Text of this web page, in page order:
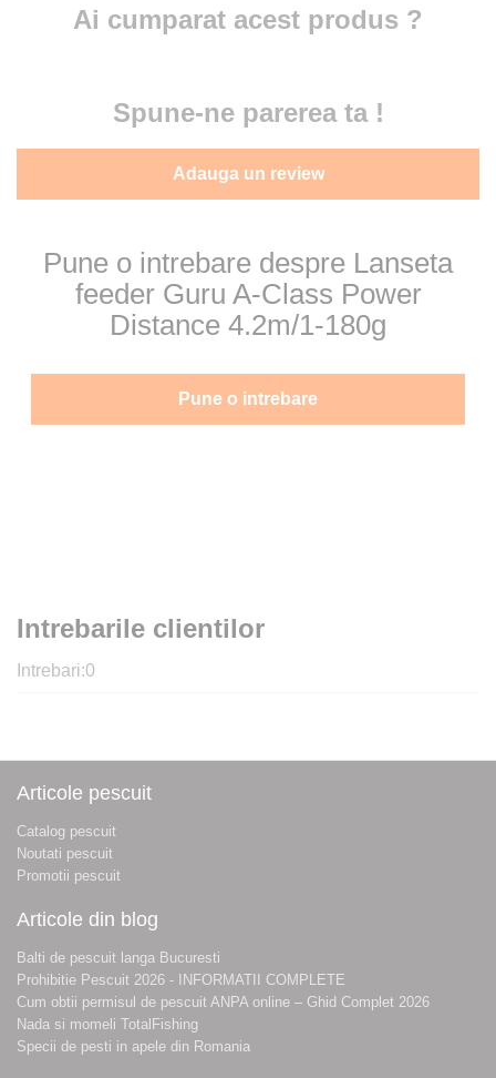
Ai cumparat acest produs ?
Spune-ne parerea ta !
Adauga un review
Intrebarile clientilor
Intrebari:0
Pune o intrebare despre Lanseta
feeder Guru A-Class Power
Distance 4.2m/1-180g
Pune o intrebare
Articole pescuit
Catalog pescuit
Noutati pescuit
Promotii pescuit
Articole din blog
Balti de pescuit langa Bucuresti
Prohibitie Pescuit 2026 - INFORMATII COMPLETE
Cum obtii permisul de pescuit ANPA online – Ghid Complet 2026
Nada si momeli TotalFishing
Specii de pesti in apele din Romania